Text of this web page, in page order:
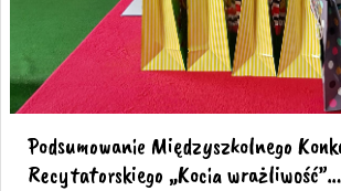
Podsumowanie Międzyszkolnego
Recytatorskiego „Kocia wrażliwość”…